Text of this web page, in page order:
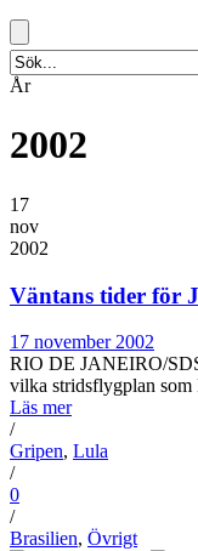
År
2002
17
nov
2002
Väntans tider för
17 november 2002
RIO DE JANEIRO/
vilka stridsflygplan som
Läs mer
/
Gripen, Lula
/
0
/
Brasilien, Övrigt